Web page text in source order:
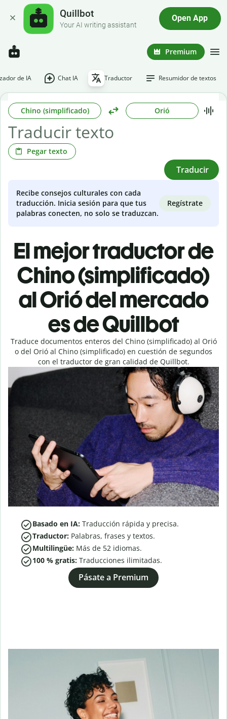
Quillbot
Your AI writing assistant
Open App
Premium
de IA Chat IA Traductor Resumidor de textos
Chino (simplificado) Orió
Pegar texto
Traducir
Recibe consejos culturales con cada
traducción. Inicia sesión para que tus
palabras conecten, no solo se traduzcan.
Regístrate
El mejor traductor de
Chino (simplificado)
al Orió del mercado
es de Quillbot
Traduce documentos enteros del Chino (simplificado) al Orió
o del Orió al Chino (simplificado) en cuestión de segundos
con el traductor de gran calidad de Quillbot.
Basado en IA: Traducción rápida y precisa.
Traductor: Palabras, frases y textos.
Multilingüe: Más de 52 idiomas.
100 % gratis: Traducciones ilimitadas.
Pásate a Premium